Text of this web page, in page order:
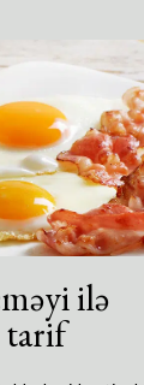
ilə
tarif